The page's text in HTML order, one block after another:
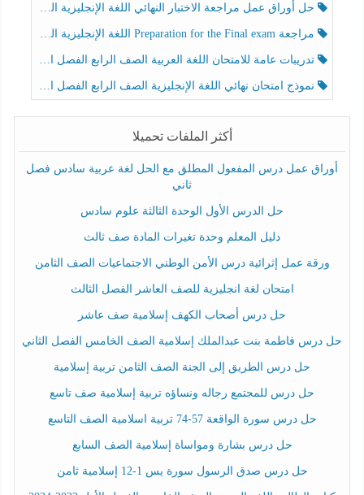
حل أوراق عمل مراجعة الاختبار النهائي اللغة الإنجليزية الصف الرابع الفصل الثالث
مراجعة Preparation for the Final exam اللغة الإنجليزية الصف الرابع الفصل الثالث
تدريبات عامة للامتحان اللغة العربية الصف الرابع الفصل الثالث
نموذج امتحان نهائي اللغة الإنجليزية الصف الرابع الفصل الثالث
أكثر الملفات تحميلا
أوراق عمل درس المفعول المطلق مع الحل لغة عربية سادس فصل
ثاني
حل الدرس الأول الوحدة الثالثة علوم سادس
دليل المعلم وحدة تغيرات المادة صف ثالث
ورقة عمل إثرائية درس الأمن الوطني الاجتماعيات الصف الثامن
امتحان لغة انجليزية للصف العاشر الفصل الثالث
حل درس أصحاب الكهف إسلامية صف عاشر
حل درس فاطمة بنت عبدالملك إسلامية الصف الخامس الفصل الثاني
حل درس الطريق إلى الجنة الصف الثامن تربية إسلامية
حل درس للمجتمع رجاله ونساؤه تربية إسلامية صف تاسع
حل درس سورة الواقعة 57-74 تربية اسلامية الصف التاسع
حل درس بشارة ومواساة إسلامية الصف السابع
حل درس صدق الرسول سورة يس 1-12 إسلامية ثامن